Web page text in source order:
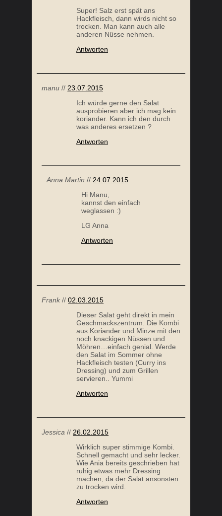
ZIMTIGES HÄHNCHEN CURRY
MEDITERRANER GEMÜSEAUFLAUF
Super! Salz erst spät ans
Hackfleisch, dann wirds nicht so
trocken. Man kann auch alle
anderen Nüsse nehmen.
Antworten
manu // 23.07.2015
Ich würde gerne den Salat
ausprobieren aber ich mag kein
koriander. Kann ich den durch
was anderes ersetzen ?
Antworten
Anna Martin // 24.07.2015
Hi Manu,
kannst den einfach
weglassen :)
LG Anna
Antworten
Frank // 02.03.2015
Dieser Salat geht direkt in mein
Geschmackszentrum. Die Kombi
aus Koriander und Minze mit den
noch knackigen Nüssen und
Möhren…einfach genial. Werde
den Salat im Sommer ohne
Hackfleisch testen (Curry ins
Dressing) und zum Grillen
servieren.. Yummi
Antworten
Jessica // 26.02.2015
Wirklich super stimmige Kombi.
Schnell gemacht und sehr lecker.
Wie Ania bereits geschrieben hat
ruhig etwas mehr Dressing
machen, da der Salat ansonsten
zu trocken wird.
Antworten